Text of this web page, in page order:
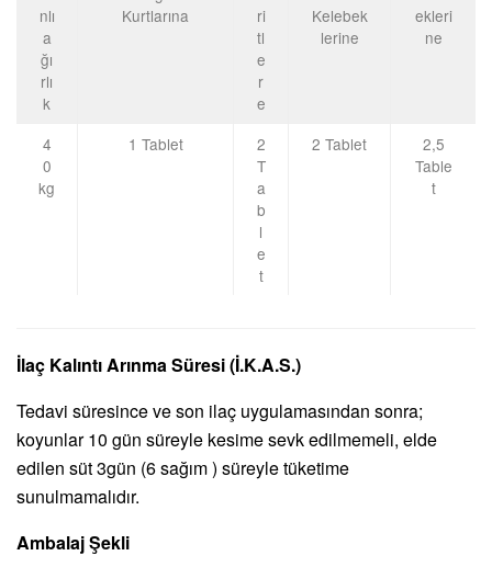
nlı
a
ğı
rlı
k
Kurtlarına
ri
tl
e
r
e
Kelebek
lerine
ekleri
ne
4
0
kg
1 Tablet
2
T
a
b
l
e
t
2 Tablet
2,5
Table
t
İlaç Kalıntı Arınma Süresi (İ.K.A.S.)
Tedavi süresince ve son ilaç uygulamasından sonra;
koyunlar 10 gün süreyle kesime sevk edilmemeli, elde
edilen süt 3gün (6 sağım ) süreyle tüketime
sunulmamalıdır.
Ambalaj Şekli